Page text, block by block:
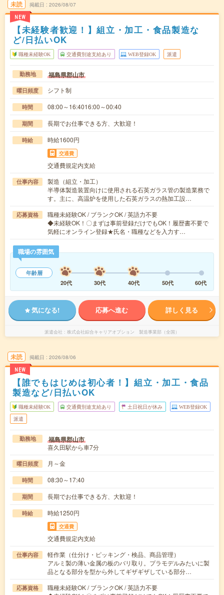
未読
NEW
掲載日 2026/08/07
【未経験者歓迎！】組立・加工・食品製造な
ど/日払いOK
職種未経験OK 交通費別途支給あり WEB登録OK 派遣
勤務地 福島県郡山市
曜日頻度 シフト制
時間 08:00～16:4016:00～00:40
期間 長期でお仕事できる方、大歓迎！
時給 時給1600円
交通費
交通費規定内支給
仕事内容
製造（組立・加工）
半導体製造装置向けに使用される石英ガラス管の製造業務で
す。主に、高温炉を使用した石英ガラスの熱加工設…
応募資格
職種未経験OK / ブランクOK / 英語力不要
◆未経験OK！〇まずは事前登録だけでもOK！履歴書不要で
気軽にオンライン登録★氏名・職種などを入力す…
職場の雰囲気
年齢層
20代
30代 40代 50代 60代
気になる! 応募へ進む 詳しく見る
派遣会社 株式会社綜合キャリアオプション 製造事業部（全国）
未読
NEW
掲載日 2026/08/06
【誰でもはじめは初心者！】組立・加工・食品
製造など/日払いOK
職種未経験OK 交通費別途支給あり 土日祝日が休み WEB登録OK
派遣
勤務地 福島県郡山市
喜久田駅から車7分
曜日頻度 月～金
時間 08:30～17:40
期間 長期でお仕事できる方、大歓迎！
時給 時給1250円
交通費
交通費規定内支給
仕事内容
軽作業（仕分け・ピッキング・検品、商品管理）
アルミ製の薄い金属の板のバリ取り。プラモデルみたいに製
品となる部分を型から外してギザギザしている部分…
応募資格
職種未経験OK / ブランクOK / 英語力不要